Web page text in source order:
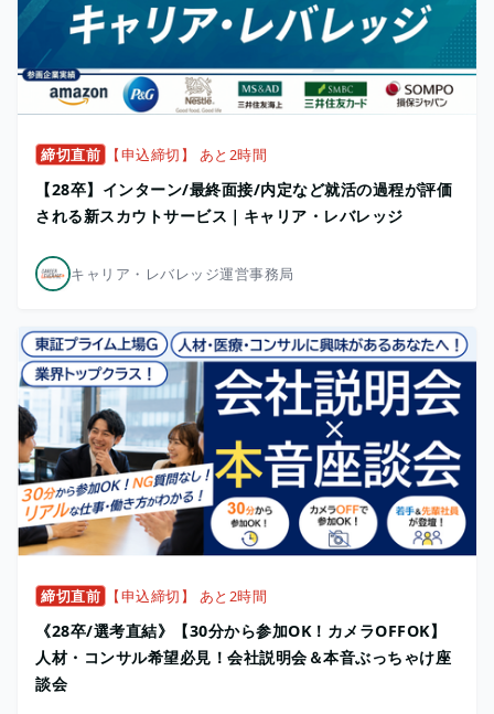
締切直前 【申込締切】 あと2時間
【28卒】インターン/最終面接/内定など就活の過程が評価
される新スカウトサービス｜キャリア・レバレッジ
キャリア・レバレッジ運営事務局
締切直前 【申込締切】 あと2時間
《28卒/選考直結》【30分から参加OK！カメラOFFOK】
人材・コンサル希望必見！会社説明会＆本音ぶっちゃけ座
談会